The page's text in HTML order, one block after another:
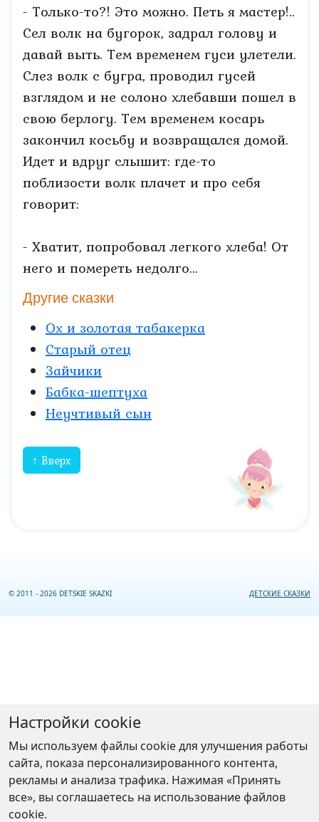
- Только-то?! Это можно. Петь я мастер!..
Сел волк на бугорок, задрал голову и
давай выть. Тем временем гуси улетели.
Слез волк с бугра, проводил гусей
взглядом и не солоно хлебавши пошел в
свою берлогу. Тем временем косарь
закончил косьбу и возвращался домой.
Идет и вдруг слышит: где-то
поблизости волк плачет и про себя
говорит:
- Хватит, попробовал легкого хлеба! От
него и помереть недолго...
Другие сказки
Ох и золотая табакерка
Старый отец
Зайчики
Бабка-шептуха
Неучтивый сын
↑ Вверх
© 2011 - 2026 DETSKIE SKAZKI ДЕТСКИЕ СКАЗКИ
Настройки cookie
Мы используем файлы cookie для улучшения работы
сайта, показа персонализированного контента,
рекламы и анализа трафика. Нажимая «Принять
все», вы соглашаетесь на использование файлов
cookie.